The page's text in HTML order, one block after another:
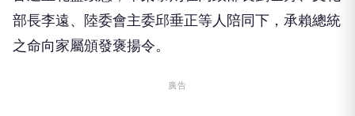
部長李遠、陸委會主委邱垂正等人陪同下，承賴總統
之命向家屬頒發褒揚令。
廣告